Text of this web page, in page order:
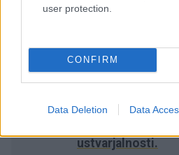
user protection.
CONFIRM
Data Deletion Data
ustvarjalnosti.